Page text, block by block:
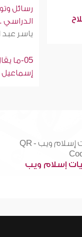
رسائل
الدراسي
ياسر عبد
05-ما
إسلام ويب